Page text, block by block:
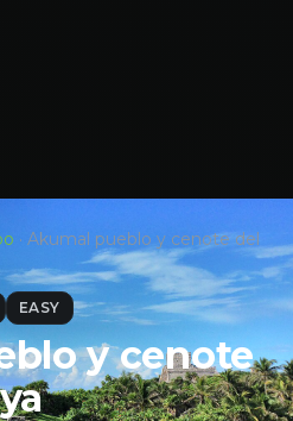
· Akumal pueblo y cenote del
EASY
y cenote